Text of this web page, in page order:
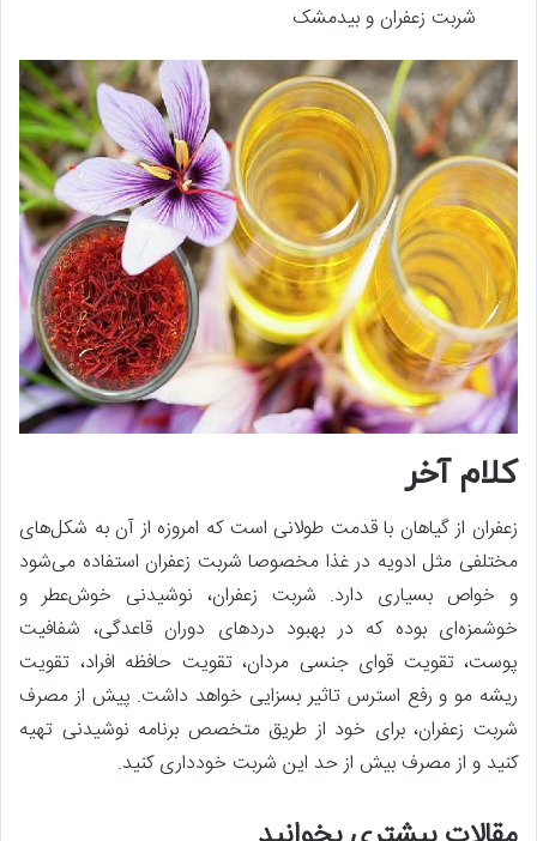
شربت زعفران و بیدمشک
کلام آخر
زعفران از گیاهان با قدمت طولانی است که امروزه از آن به شکل‌‌های
مختلفی مثل ادویه در غذا مخصوصا شربت زعفران استفاده می‌شود
و خواص بسیاری دارد. شربت زعفران، نوشیدنی خوش‌عطر و
خوشمزه‌ای بوده که در بهبود دردهای دوران قاعدگی، شفافیت
پوست، تقویت قوای جنسی مردان، تقویت حافظه افراد، تقویت
ریشه‌ مو و رفع استرس تاثیر بسزایی خواهد داشت. پیش از مصرف
شربت زعفران، برای خود از طریق متخصص برنامه نوشیدنی تهیه
کنید و از مصرف بیش از حد این شربت خودداری کنید.